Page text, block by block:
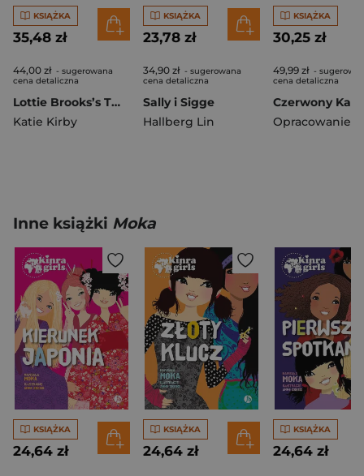
KSIĄŻKA
35,48 zł
44,00 zł - sugerowana
cena detaliczna
Lottie Brooks’s Twelve Disasters of Christmas
Katie Kirby
KSIĄŻKA
23,78 zł
34,90 zł - sugerowana
cena detaliczna
Sally i Sigge
Hallberg Lin
KSIĄŻKA
30,25 zł
49,99 zł -
cena detaliczna
Inne książki Moka
KSIĄŻKA
24,64 zł
KSIĄŻKA
24,64 zł
KSIĄŻKA
24,64 zł